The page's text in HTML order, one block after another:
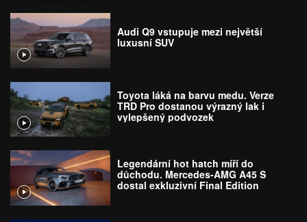
Audi Q9 vstupuje mezi největší
luxusní SUV
Toyota láká na barvu medu. Verze
TRD Pro dostanou výrazný lak i
vylepšený podvozek
Legendární hot hatch míří do
důchodu. Mercedes-AMG A45 S
dostal exkluzivní Final Edition